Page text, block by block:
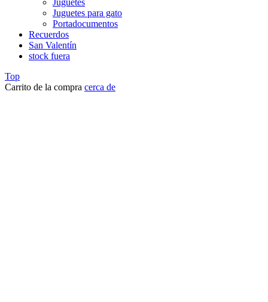
Juguetes para gato
Portadocumentos
Recuerdos
San Valentín
stock fuera
Top
Carrito de la compra cerca de